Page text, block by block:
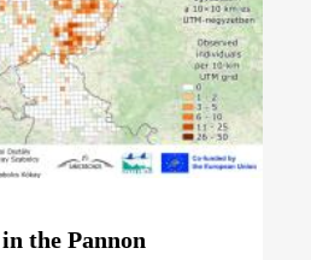
the Pannon